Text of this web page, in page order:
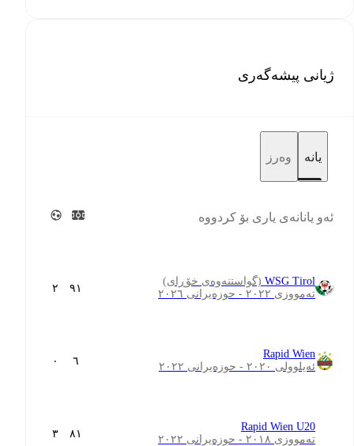
ژیانی پیشەگەری
یانە وەرز
ئەو یانانەی یاری بۆ کردووە
WSG Tirol (گواستنەوەی خۆڕای)
تەمووزی ٢٠٢٢ - حوزەیرانی ٢٠٢٦
٩١ ٢
Rapid Wien
ئەیلوولی ٢٠٢٠ - حوزەیرانی ٢٠٢٢
٦ ٠
Rapid Wien U20
تەمووزی ٢٠١٨ - حوزەیرانی ٢٠٢٢
٨١ ٣